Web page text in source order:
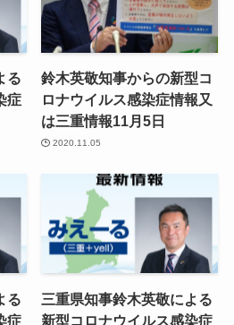
る
症
鈴木英敬知事からの新型コ
ロナウイルス感染症情報又
は三重情報11月5日
2020.11.05
る
症
三重県知事鈴木英敬による
新型コロナウイルス感染症